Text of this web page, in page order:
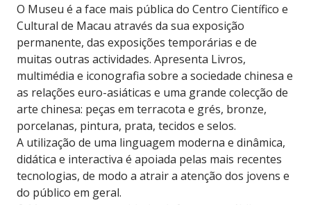
O Museu é a face mais pública do Centro Científico e
Cultural de Macau através da sua exposição
permanente, das exposições temporárias e de
muitas outras actividades. Apresenta Livros,
multimédia e iconografia sobre a sociedade chinesa e
as relações euro-asiáticas e uma grande colecção de
arte chinesa: peças em terracota e grés, bronze,
porcelanas, pintura, prata, tecidos e selos.
A utilização de uma linguagem moderna e dinâmica,
didática e interactiva é apoiada pelas mais recentes
tecnologias, de modo a atrair a atenção dos jovens e
do público em geral.